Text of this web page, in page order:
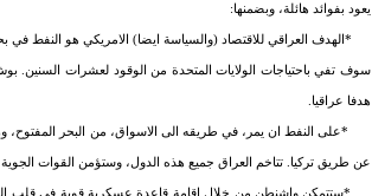
يعود بفوائد هائلة، وبضمنها:
*الهدف العراقي للاقتصاد (والسياسة ايضا) الامريكي هو النفط في
سوف تفي باحتياجات الولايات المتحدة من الوقود لعشرات السنين.
هدفا عراقيا.
*على النفط ان يمر، في طريقه الى الاسواق، من البحر المفتوح،
عن طريق تركيا. تتاخم العراق جميع هذه الدول، وستؤمن القوات
*ستتمكن واشنطن من خلال اقامة قاعدة عسكرية قوية في قلب